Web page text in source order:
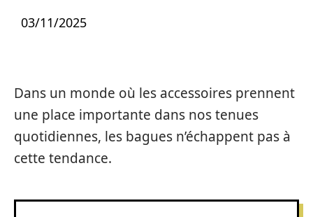
03/11/2025
Dans un monde où les accessoires prennent
une place importante dans nos tenues
quotidiennes, les bagues n’échappent pas à
cette tendance.